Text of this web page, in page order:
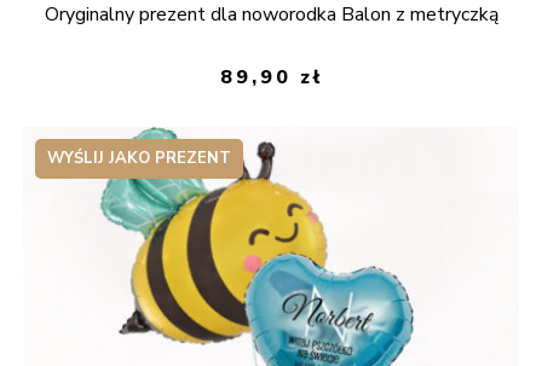
Oryginalny prezent dla noworodka Balon z metryczką
89,90 zł
WYŚLIJ JAKO PREZENT